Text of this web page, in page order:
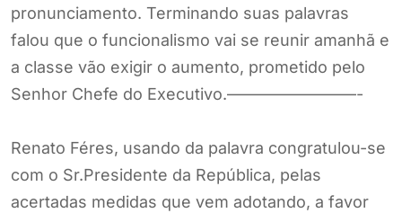
pronunciamento. Terminando suas palavras
falou que o funcionalismo vai se reunir amanhã e
a classe vão exigir o aumento, prometido pelo
Senhor Chefe do Executivo.————————-
Renato Féres, usando da palavra congratulou-se
com o Sr.Presidente da República, pelas
acertadas medidas que vem adotando, a favor